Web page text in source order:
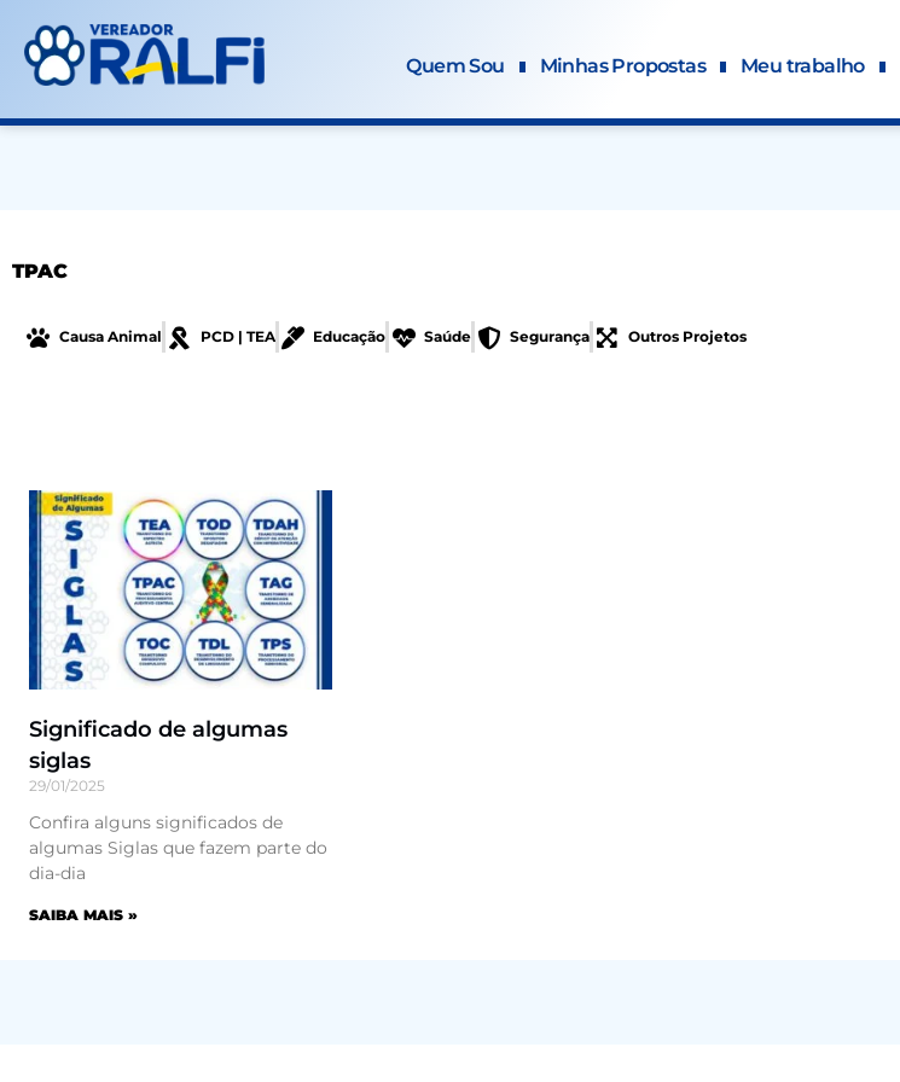
para
Quem Sou Minhas Propostas Meu trabalho
TPAC
Causa Animal PCD | TEA Educação Saúde Segurança Outros Projetos
Significado de algumas
siglas
29/01/2025
Confira alguns significados de
algumas Siglas que fazem parte do
dia-dia
SAIBA MAIS »